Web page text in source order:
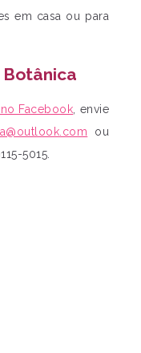
em casa ou para
Botânica
Facebook , envie
ou
5015.